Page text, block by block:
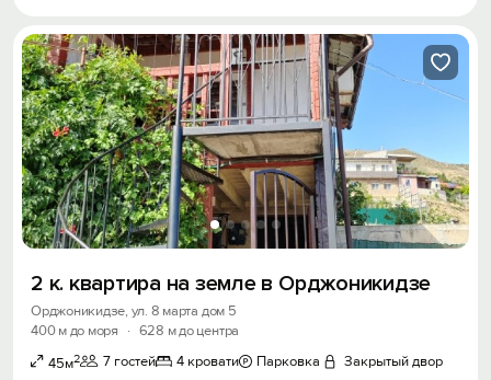
2 к. квартира на земле в Орджоникидзе
Орджоникидзе, ул. 8 марта дом 5
400 м до моря
· 628 м до центра
45м2 7 гостей 4 кровати Парковка Закрытый двор